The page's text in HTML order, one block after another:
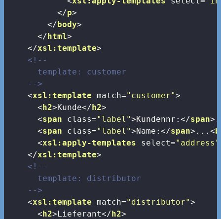
</p>
</body>
</html>
</xsl:template>
<!--
      template: customer
    -->
<xsl:template match="customer">
<h2>Kunde</h2>
<span class="label">Kundennr:</span>
<span class="label">Name:</span> ...<
<xsl:apply-templates select="address"
</xsl:template>
<!--
      template: distributor
    -->
<xsl:template match="distributor">
<h2>Lieferant</h2>